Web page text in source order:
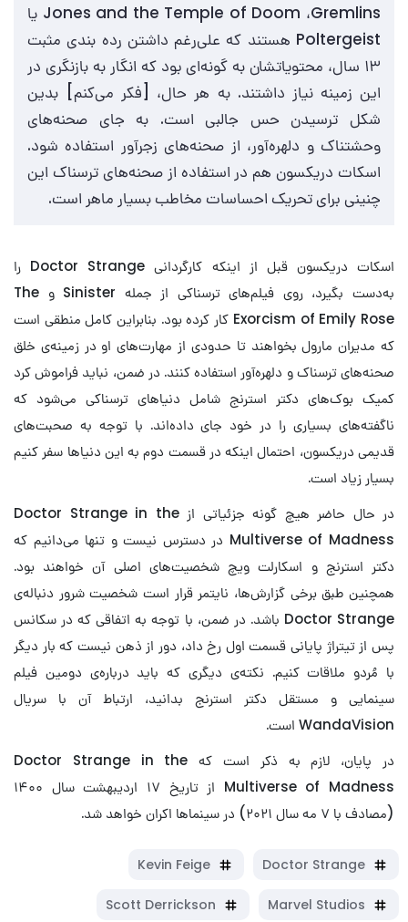
Jones and the Temple of Doom ،Gremlins یا
Poltergeist هستند که علی‌رغم داشتن رده‌‌ بندی مثبت
۱۳ سال، محتویاتشان به گونه‌ای بود که انگار به بازنگری در
این زمینه نیاز داشتند. به هر حال، [فکر می‌کنم] بدین
شکل ترسیدن حس جالبی است. به جای صحنه‌های
وحشتناک و دلهره‌آور، از صحنه‌های زجرآور استفاده شود.
اسکات دریکسون هم در استفاده از صحنه‌های ترسناک این
چنینی برای تحریک احساسات مخاطب بسیار ماهر است.
اسکات دریکسون قبل از اینکه کارگردانی Doctor Strange را
به‌دست بگیرد، روی فیلم‌های ترسناکی از جمله Sinister و The
Exorcism of Emily Rose کار کرده بود. بنابراین کامل منطقی است
که مدیران مارول بخواهند تا حدودی از مهارت‌های او در زمینه‌ی خلق
صحنه‌های ترسناک و دلهره‌آور استفاده کنند. در ضمن، نباید فراموش کرد
کمیک بوک‌های دکتر استرنج شامل دنیاهای ترسناکی می‌شود که
ناگفته‌های بسیاری را در خود جای داده‌اند. با توجه به صحبت‌های
قدیمی دریکسون، احتمال اینکه در قسمت دوم به این دنیاها سفر کنیم
بسیار زیاد است.
در حال حاضر هیچ گونه جزئیاتی از Doctor Strange in the
Multiverse of Madness در دسترس نیست و تنها می‌دانیم که
دکتر استرنج و اسکارلت ویچ شخصیت‌های اصلی آن خواهند بود.
همچنین طبق برخی گزارش‌ها، نایتمر قرار است شخصیت شرور دنباله‌‎ی
Doctor Strange باشد. در ضمن، با توجه به اتفاقی که در سکانس
پس از تیتراژ پایانی قسمت اول رخ داد، دور از ذهن نیست که بار دیگر
با مُردو ملاقات کنیم. نکته‌ی دیگری که باید درباره‌ی دومین فیلم
سینمایی و مستقل دکتر استرنج بدانید، ارتباط آن با سریال
WandaVision است.
در پایان، لازم به ذکر است که Doctor Strange in the
Multiverse of Madness از تاریخ ۱۷ اردیبهشت سال ۱۴۰۰
(مصادف با ۷ مه سال ۲۰۲۱) در سینماها اکران خواهد شد.
Doctor Strange
Kevin Feige
Marvel Studios
Scott Derrickson